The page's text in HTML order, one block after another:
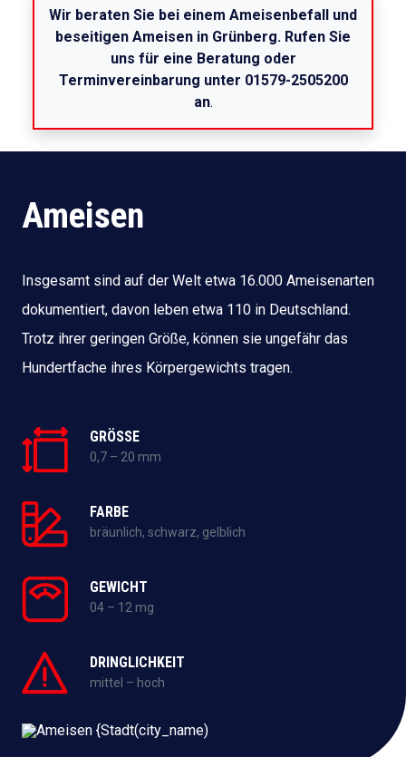
Wir beraten Sie bei einem Ameisenbefall und
beseitigen Ameisen in Grünberg. Rufen Sie
uns für eine Beratung oder
Terminvereinbarung unter 01579-2505200
an.
Ameisen
Insgesamt sind auf der Welt etwa 16.000 Ameisenarten
dokumentiert, davon leben etwa 110 in Deutschland.
Trotz ihrer geringen Größe, können sie ungefähr das
Hundertfache ihres Körpergewichts tragen.
GRÖSSE
0,7 – 20 mm
FARBE
bräunlich, schwarz, gelblich
GEWICHT
04 – 12 mg
DRINGLICHKEIT
mittel – hoch